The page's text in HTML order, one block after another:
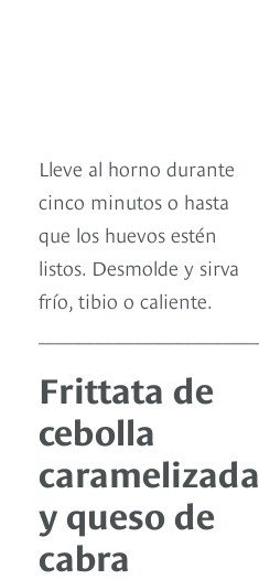
Lleve al horno durante
cinco minutos o hasta
que los huevos estén
listos. Desmolde y sirva
frío, tibio o caliente.
Frittata de
cebolla
caramelizada
y queso de
cabra